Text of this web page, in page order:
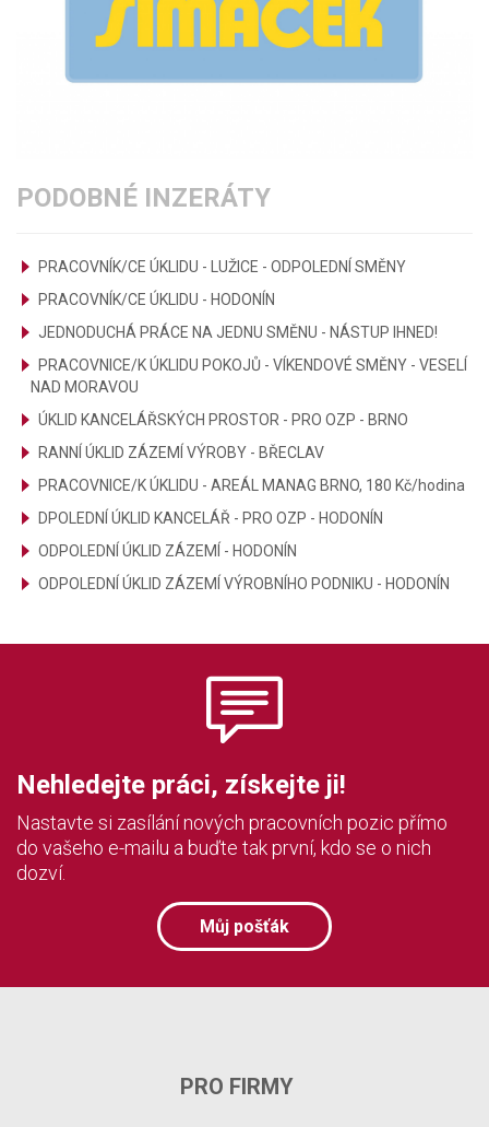
PODOBNÉ INZERÁTY
PRACOVNÍK/CE ÚKLIDU - LUŽICE - ODPOLEDNÍ SMĚNY
PRACOVNÍK/CE ÚKLIDU - HODONÍN
JEDNODUCHÁ PRÁCE NA JEDNU SMĚNU - NÁSTUP IHNED!
PRACOVNICE/K ÚKLIDU POKOJŮ - VÍKENDOVÉ SMĚNY - VESELÍ
NAD MORAVOU
ÚKLID KANCELÁŘSKÝCH PROSTOR - PRO OZP - BRNO
RANNÍ ÚKLID ZÁZEMÍ VÝROBY - BŘECLAV
PRACOVNICE/K ÚKLIDU - AREÁL MANAG BRNO, 180 Kč/hodina
DPOLEDNÍ ÚKLID KANCELÁŘ - PRO OZP - HODONÍN
ODPOLEDNÍ ÚKLID ZÁZEMÍ - HODONÍN
ODPOLEDNÍ ÚKLID ZÁZEMÍ VÝROBNÍHO PODNIKU - HODONÍN
Nehledejte práci, získejte ji!
Nastavte si zasílání nových pracovních pozic přímo
do vašeho e-mailu a buďte tak první, kdo se o nich
dozví.
Můj pošťák
PRO FIRMY